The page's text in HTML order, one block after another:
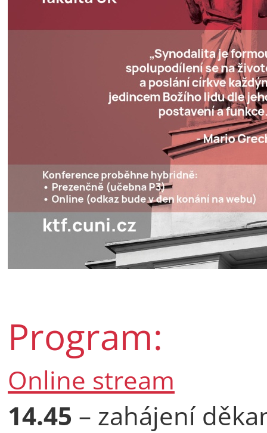
Program:
Online stream
14.45 – zahájení